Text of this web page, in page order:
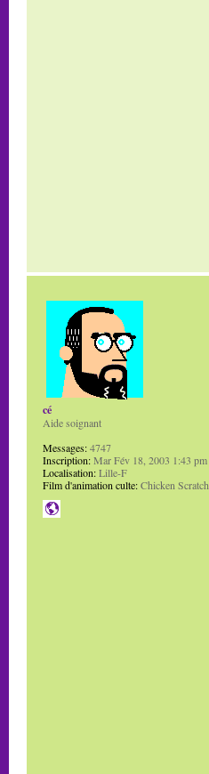
cé
Aide soignant
Messages:4747
Inscription:Mar Fév 18, 2003 1:43 pm
Localisation:Lille-F
Film d'animation culte:Chicken Scratch